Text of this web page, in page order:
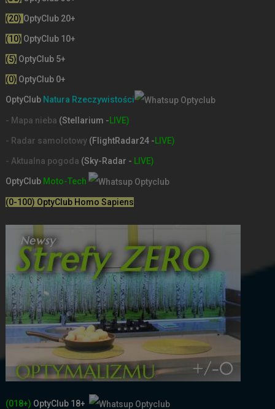
(20) OptyClub 20+
(10) OptyClub 10+
(5) OptyClub 5+
(0) OptyClub 0+
OptyClub Natura Rzeczywistości
- Mapa nieba (Stellarium -LIVE)
- Radar samolotowy (FlightRadar24 -LIVE)
- Aktualna pogoda (Sky-Radar - LIVE)
OptyClub Moto-Tech
(0-100) OptyClub Homo Sapiens
(018+) OptyClub 18+